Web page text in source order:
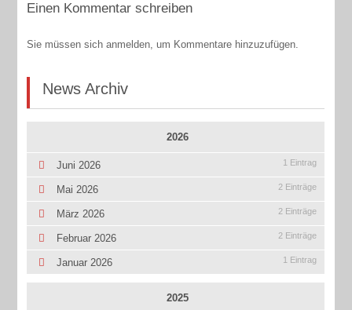
Einen Kommentar schreiben
Sie müssen sich anmelden, um Kommentare hinzuzufügen.
News Archiv
2026
Juni 2026 1 Eintrag
Mai 2026 2 Einträge
März 2026 2 Einträge
Februar 2026 2 Einträge
Januar 2026 1 Eintrag
2025